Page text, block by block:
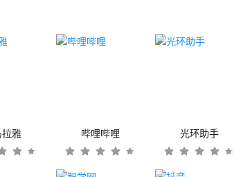
雅 哔哩哔哩 光环助手